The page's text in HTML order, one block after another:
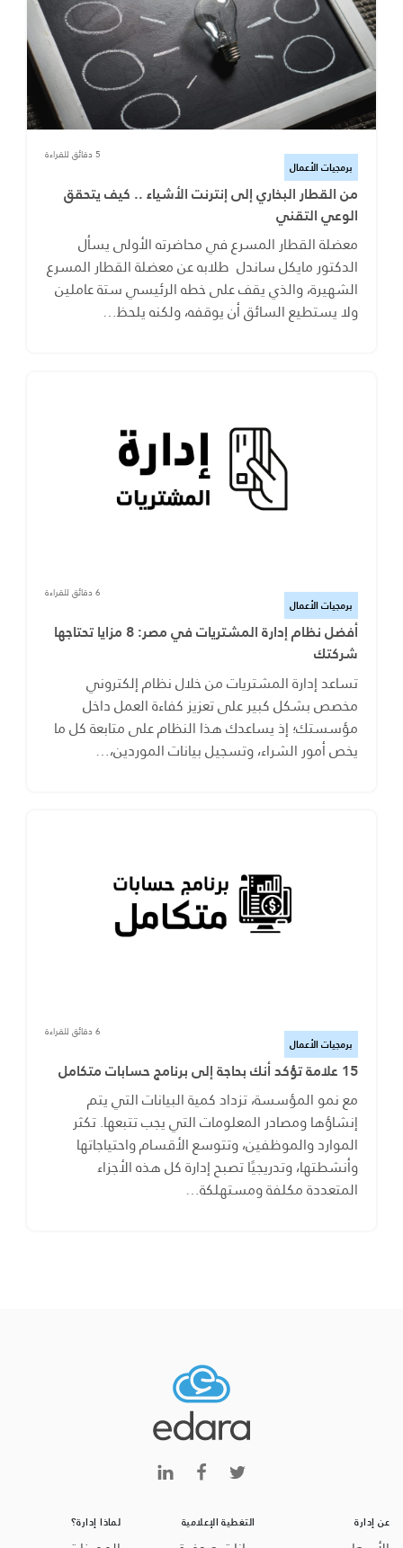
برمجيات الأعمال
5 دقائق للقراءة
من القطار البخاري إلى إنترنت الأشياء .. كيف يتحقق
الوعي التقني
معضلة القطار المسرع في محاضرته الأولى يسأل
الدكتور مايكل ساندل طلابه عن معضلة القطار المسرع
الشهيرة، والذي يقف على خطه الرئيسي ستة عاملين
ولا يستطيع السائق أن يوقفه، ولكنه يلحظ…
برمجيات الأعمال
6 دقائق للقراءة
أفضل نظام إدارة المشتريات في مصر: 8 مزايا تحتاجها
شركتك
تساعد إدارة المشتريات من خلال نظام إلكتروني
مخصص بشكل كبير على تعزيز كفاءة العمل داخل
مؤسستك؛ إذ يساعدك هذا النظام على متابعة كل ما
يخص أمور الشراء، وتسجيل بيانات الموردين،…
برمجيات الأعمال
6 دقائق للقراءة
15 علامة تؤكد أنك بحاجة إلى برنامج حسابات متكامل
مع نمو المؤسسة، تزداد كمية البيانات التي يتم
إنشاؤها ومصادر المعلومات التي يجب تتبعها. تكثر
الموارد والموظفين، وتتوسع الأقسام واحتياجاتها
وأنشطتها، وتدريجيًا تصبح إدارة كل هذه الأجزاء
المتعددة مكلفة ومستهلكة…
عن إدارة التغطية الإعلامية لماذا إدارة؟